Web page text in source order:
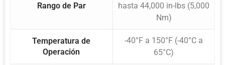
Rango de Par
hasta 44,000 in-lbs (5,000
Nm)
Temperatura de
Operación
-40°F a 150°F (-40°C a
65°C)